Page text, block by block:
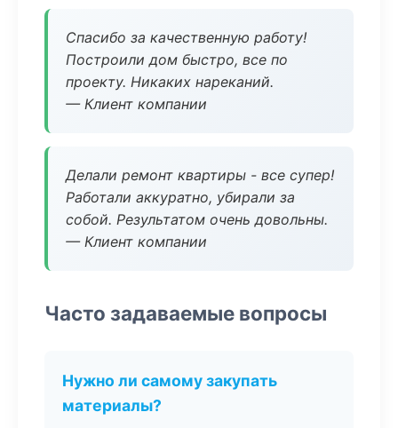
Спасибо за качественную работу!
Построили дом быстро, все по
проекту. Никаких нареканий.
— Клиент компании
Делали ремонт квартиры - все супер!
Работали аккуратно, убирали за
собой. Результатом очень довольны.
— Клиент компании
Часто задаваемые вопросы
Нужно ли самому закупать
материалы?